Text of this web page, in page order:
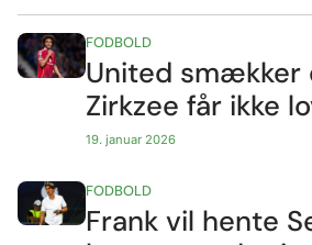
United smækker
Zirkzee får ikke
19. januar 2026
FODBOLD
Frank vil hente
FODBOLD